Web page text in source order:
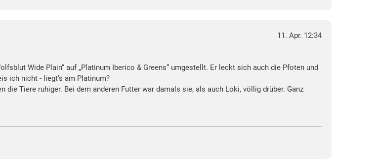
11. Apr. 12:34
Wide Plain“ auf „Platinum Iberico & Greens“ umgestellt. Er leckt sich auch die Pfoten und
ich nicht - liegt’s am Platinum?
Tiere ruhiger. Bei dem anderen Futter war damals sie, als auch Loki, völlig drüber. Ganz